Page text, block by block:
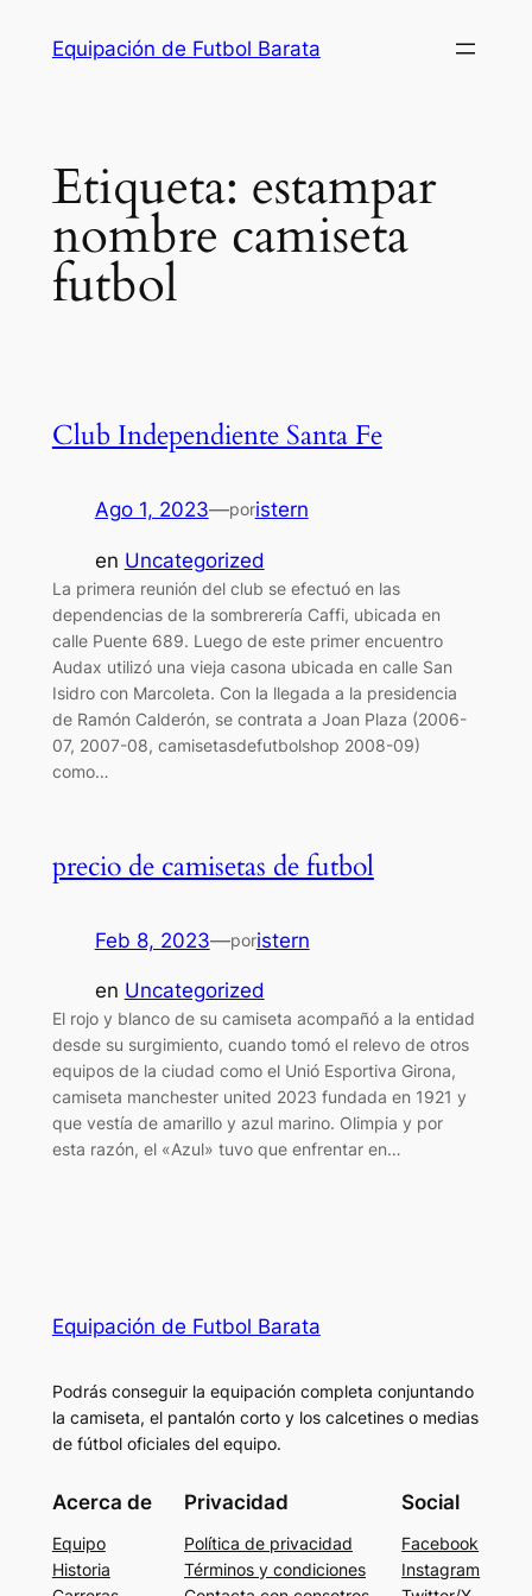
Equipación de Futbol Barata
Etiqueta: estampar
nombre camiseta
futbol
Club Independiente Santa Fe
Ago 1, 2023—poristern
en Uncategorized
La primera reunión del club se efectuó en las
dependencias de la sombrerería Caffi, ubicada en
calle Puente 689. Luego de este primer encuentro
Audax utilizó una vieja casona ubicada en calle San
Isidro con Marcoleta. Con la llegada a la presidencia
de Ramón Calderón, se contrata a Joan Plaza (2006-
07, 2007-08, camisetasdefutbolshop 2008-09)
como…
precio de camisetas de futbol
Feb 8, 2023—poristern
en Uncategorized
El rojo y blanco de su camiseta acompañó a la entidad
desde su surgimiento, cuando tomó el relevo de otros
equipos de la ciudad como el Unió Esportiva Girona,
camiseta manchester united 2023 fundada en 1921 y
que vestía de amarillo y azul marino. Olimpia y por
esta razón, el «Azul» tuvo que enfrentar en…
Equipación de Futbol Barata
Podrás conseguir la equipación completa conjuntando
la camiseta, el pantalón corto y los calcetines o medias
de fútbol oficiales del equipo.
Acerca de
Equipo
Historia
Privacidad
Política de privacidad
Términos y condiciones
Social
Facebook
Instagram